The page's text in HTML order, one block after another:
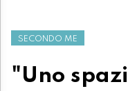
SECONDO ME
"Uno